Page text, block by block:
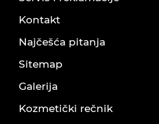
Kontakt
Najčešća pitanja
Sitemap
Galerija
Kozmetički rečnik